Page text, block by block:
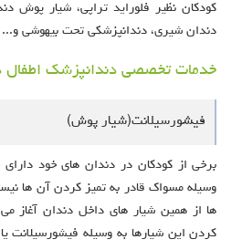
کودکان نظیر فلوراید تراپی، شیار
دندان شیری، دندانپزشکی تحت بیهوشی و...
خدمات تخصصی دندانپزشک اطفال
فیشورسیلانت(شیار پوش)
برخی از کودکان در دندان های خود
وسیله مسواک قادر به تمیز کردن آن ها
ها از همین شیار های داخل دندان آغاز
کردن این شیارها به وسیله فیشورسیلانت